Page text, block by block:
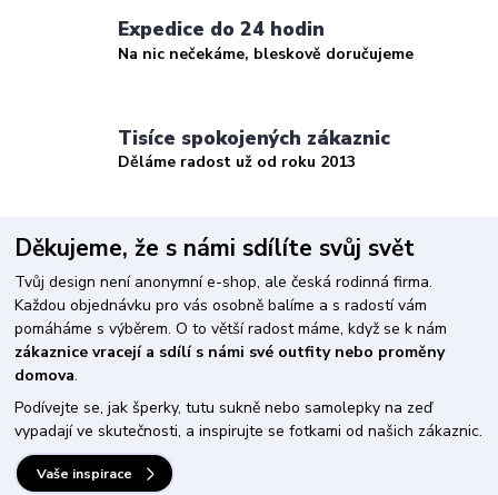
Expedice do 24 hodin
Na nic nečekáme, bleskově doručujeme
Tisíce spokojených zákaznic
Děláme radost už od roku 2013
Děkujeme, že s námi sdílíte svůj svět
Tvůj design není anonymní e-shop, ale česká rodinná firma.
Každou objednávku pro vás osobně balíme a s radostí vám
pomáháme s výběrem. O to větší radost máme, když se k nám
zákaznice vracejí a sdílí s námi své outfity nebo proměny
domova.
Podívejte se, jak šperky, tutu sukně nebo samolepky na zeď
vypadají ve skutečnosti, a inspirujte se fotkami od našich zákaznic.
Vaše inspirace